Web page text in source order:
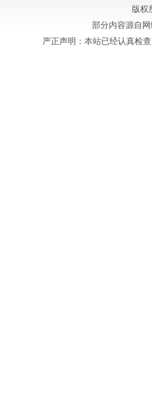
版权
部分内容源自
严正声明：本站已经认真检